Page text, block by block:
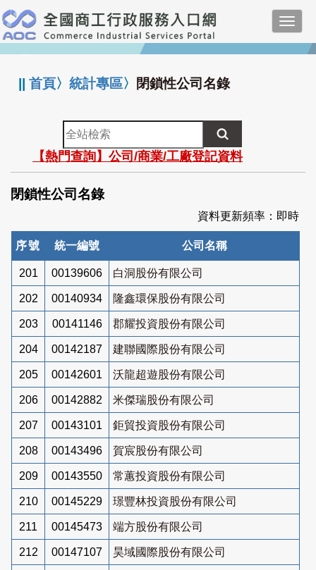
跳
到
主
要
:::
||首頁〉統計專區〉 閉鎖性公司名錄
全
站
檢
索
【熱門查詢】公司/商業/工廠登記資料
閉鎖性公司名錄
資料更新頻率：即時
序號 統一編號 公司名稱
201 00139606 白洞股份有限公司
202 00140934 隆鑫環保股份有限公司
203 00141146 郡耀投資股份有限公司
204 00142187 建聯國際股份有限公司
205 00142601 沃龍超遊股份有限公司
206 00142882 米傑瑞股份有限公司
207 00143101 鉅貿投資股份有限公司
208 00143496 賀宸股份有限公司
209 00143550 常蕙投資股份有限公司
210 00145229 璟豐林投資股份有限公司
211 00145473 端方股份有限公司
212 00147107 昊域國際股份有限公司